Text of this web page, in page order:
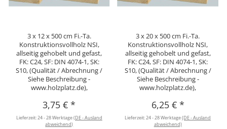
3 x 12 x 500 cm Fi.-Ta.
Konstruktionsvollholz NSI,
allseitig gehobelt und gefast,
FK: C24, SF: DIN 4074-1, SK:
S10, (Qualität / Abrechnung /
Siehe Beschreibung -
www.holzplatz.de),
3,75 €*
Lieferzeit:24 - 28 Werktage(DE - Ausland
abweichend)
3 x 20 x 500 cm Fi.-Ta.
Konstruktionsvollholz NSI,
allseitig gehobelt und gefast,
FK: C24, SF: DIN 4074-1, SK:
S10, (Qualität / Abrechnung /
Siehe Beschreibung -
www.holzplatz.de),
6,25 € *
Lieferzeit:24 - 28 Werktage(DE - Ausland
abweichend)